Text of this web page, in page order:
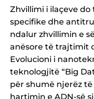
Zhvillimi i ilaçeve
specifike dhe
ndalur zhvillimin e
anësore të trajtimit
Evolucioni i
teknologjitë “Big
për shumë njerëz
hartimin e ADN-së